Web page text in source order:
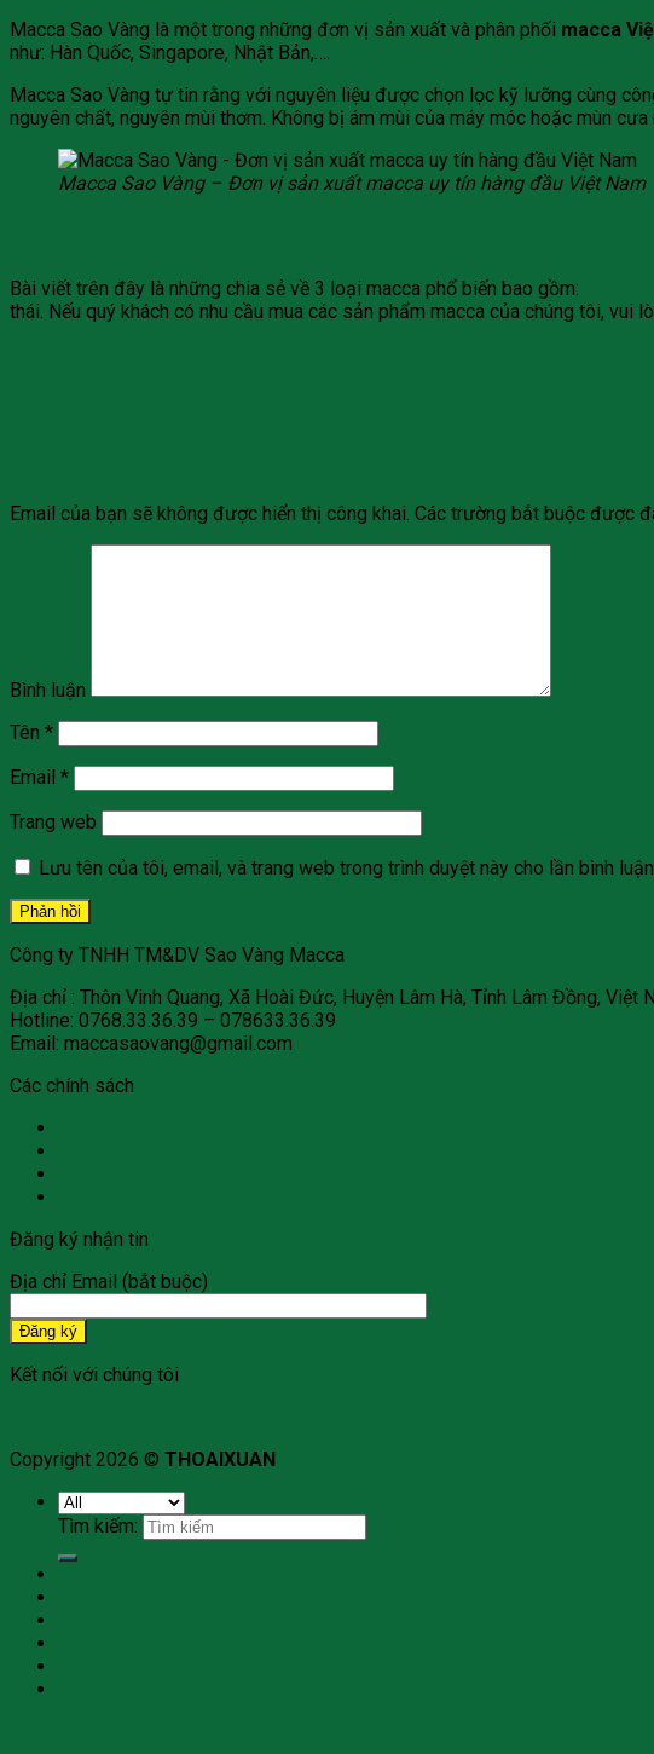
Macca Sao Vàng là một trong những đơn vị sản xuất và phân phối macca
như: Hàn Quốc, Singapore, Nhật Bản,….
Macca Sao Vàng tự tin rằng với nguyên liệu được chọn lọc kỹ lưỡng cùng
nguyên chất, nguyên mùi thơm. Không bị ám mùi của máy móc hoặc mùn cưa
Macca Sao Vàng – Đơn vị sản xuất macca uy tín hàng đầu Việt Nam
Bài viết trên đây là những chia sẻ về 3 loại macca phổ biến bao gồm:
thái. Nếu quý khách có nhu cầu mua các sản phẩm macca của chúng tôi, vui
Email của bạn sẽ không được hiển thị công khai. Các trường bắt buộc được
Bình luận
Tên *
Email *
Trang web
Lưu tên của tôi, email, và trang web trong trình duyệt này cho lần bình
Công ty TNHH TM&DV Sao Vàng Macca
Địa chỉ : Thôn Vinh Quang, Xã Hoài Đức, Huyện Lâm Hà, Tỉnh Lâm Đồng, Việt
Hotline: 0768.33.36.39 – 078633.36.39
Email: maccasaovang@gmail.com
Các chính sách
Đăng ký nhận tin
Địa chỉ Email (bắt buộc)
Kết nối với chúng tôi
Copyright 2026 © THOAIXUAN
Tìm kiếm: